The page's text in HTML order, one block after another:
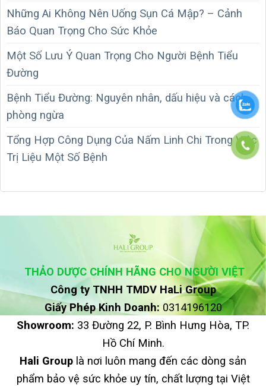
Những Ai Không Nên Uống Sụn Cá Mập? – Cảnh
Báo Quan Trọng Cho Sức Khỏe
Một Số Lưu Ý Quan Trọng Cho Người Bệnh Tiểu
Đường
Bệnh Tiểu Đường: Nguyên nhân, dấu hiệu và cách
phòng ngừa
Tổng Hợp Công Dụng Của Nấm Linh Chi Trong Việc
Trị Liệu Một Số Bệnh
THẢO DƯỢC CHÍNH HÃNG CHO NGƯỜI VIỆT
Công ty TNHH TMDV HaLi Group
Giấy Phép Kinh Doanh: 0314196120
Showroom: 33 Đường 22, P. Bình Hưng Hòa, TP.
Hồ Chí Minh.
Hali Group là nơi luôn mang đến các dòng sản
phẩm bảo vệ sức khỏe uy tín, chất lượng tại Việt